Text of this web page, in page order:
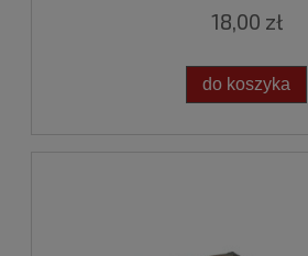
18,00 zł
do koszyka